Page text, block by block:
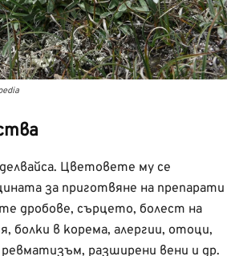
Цветовете му се
за приготвяне на препарати
дробове, сърцето, болест на
болки в корема, алергии, отоци,
разширени вени и др.